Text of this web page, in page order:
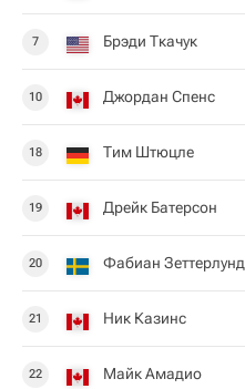
7 Брэди Ткачук
10 Джордан Спенс
18 Тим Штюцле
19 Дрейк Батерсон
20 Фабиан Зеттерлунд
21 Ник Казинс
22 Майк Амадио